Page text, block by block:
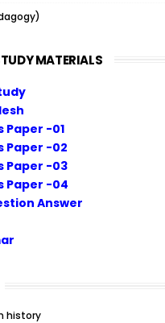
MATERIALS
Paper -01
Paper -02
Paper -03
Paper -04
Answer
history